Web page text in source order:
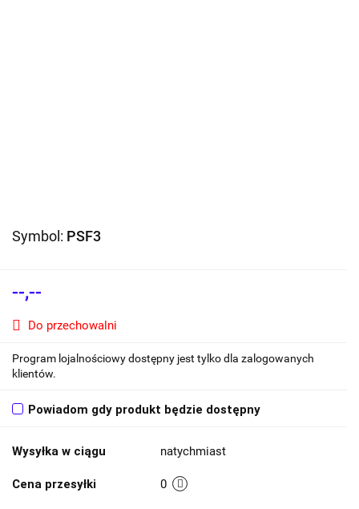
Symbol: PSF3
--,--
Do przechowalni
Program lojalnościowy dostępny jest tylko dla zalogowanych
klientów.
Powiadom gdy produkt będzie dostępny
Wysyłka w ciągu natychmiast
Cena przesyłki 0